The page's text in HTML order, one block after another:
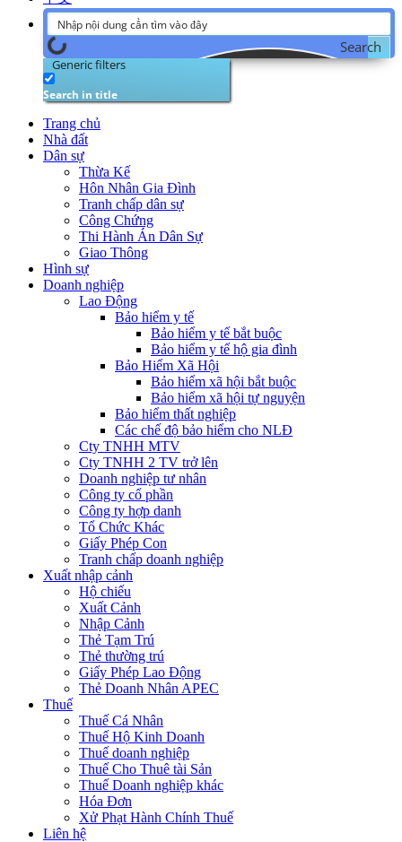
Search
Generic filters
Search in title
Trang chủ
Nhà đất
Dân sự
Thừa Kế
Hôn Nhân Gia Đình
Tranh chấp dân sự
Công Chứng
Thi Hành Án Dân Sự
Giao Thông
Hình sự
Doanh nghiệp
Lao Động
Bảo hiểm y tế
Bảo hiểm y tế bắt buộc
Bảo hiểm y tế hộ gia đình
Bảo Hiểm Xã Hội
Bảo hiểm xã hội bắt buộc
Bảo hiểm xã hội tự nguyện
Bảo hiểm thất nghiệp
Các chế độ bảo hiểm cho NLĐ
Cty TNHH MTV
Cty TNHH 2 TV trở lên
Doanh nghiệp tư nhân
Công ty cổ phần
Công ty hợp danh
Tổ Chức Khác
Giấy Phép Con
Tranh chấp doanh nghiệp
Xuất nhập cảnh
Hộ chiếu
Xuất Cảnh
Nhập Cảnh
Thẻ Tạm Trú
Thẻ thường trú
Giấy Phép Lao Động
Thẻ Doanh Nhân APEC
Thuế
Thuế Cá Nhân
Thuế Hộ Kinh Doanh
Thuế doanh nghiệp
Thuế Cho Thuê tài Sản
Thuế Doanh nghiệp khác
Hóa Đơn
Xử Phạt Hành Chính Thuế
Liên hệ